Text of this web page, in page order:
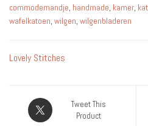
commodemandje handmade kamer
wafelkatoen wilgen wilgenbladeren
Lovely Stitches
Tweet This
Product